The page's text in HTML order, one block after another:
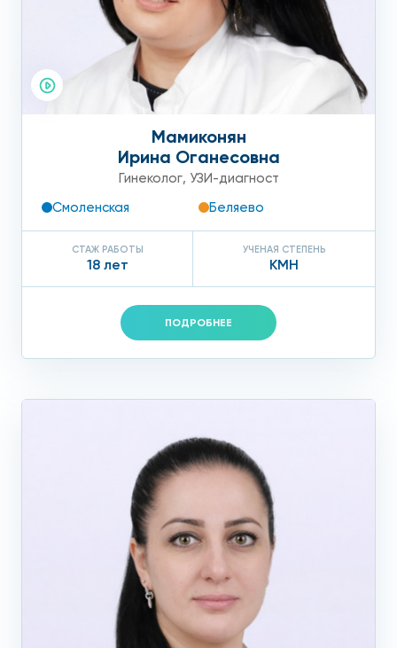
Мамиконян
Ирина Оганесовна
Гинеколог, УЗИ-диагност
Смоленская
Беляево
СТАЖ РАБОТЫ
18 лет
УЧЕНАЯ СТЕПЕНЬ
КМН
ПОДРОБНЕЕ